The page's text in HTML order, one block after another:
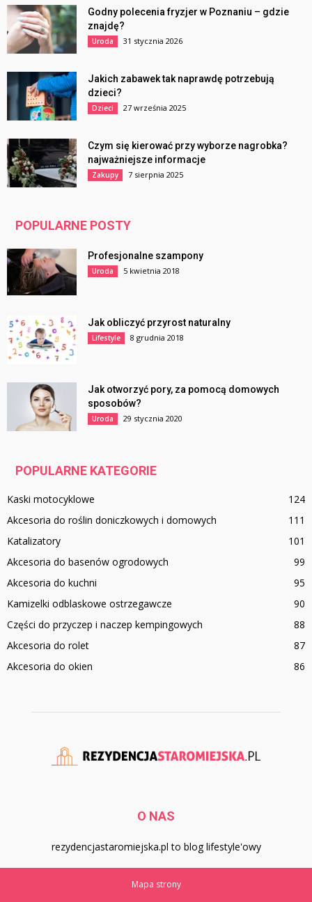
Godny polecenia fryzjer w Poznaniu – gdzie
znajdę?
Uroda 31 stycznia 2026
Jakich zabawek tak naprawdę potrzebują
dzieci?
Dzieci 27 września 2025
Czym się kierować przy wyborze nagrobka?
najważniejsze informacje
Zakupy 7 sierpnia 2025
POPULARNE POSTY
Profesjonalne szampony
Uroda 5 kwietnia 2018
Jak obliczyć przyrost naturalny
Lifestyle 8 grudnia 2018
Jak otworzyć pory, za pomocą domowych
sposobów?
Uroda 29 stycznia 2020
POPULARNE KATEGORIE
Kaski motocyklowe
124
Akcesoria do roślin doniczkowych i domowych
111
Katalizatory
101
Akcesoria do basenów ogrodowych
99
Akcesoria do kuchni
95
Kamizelki odblaskowe ostrzegawcze
90
Części do przyczep i naczep kempingowych
88
Akcesoria do rolet
87
Akcesoria do okien
86
O NAS
rezydencjastaromiejska.pl to blog lifestyle'owy
Mapa strony